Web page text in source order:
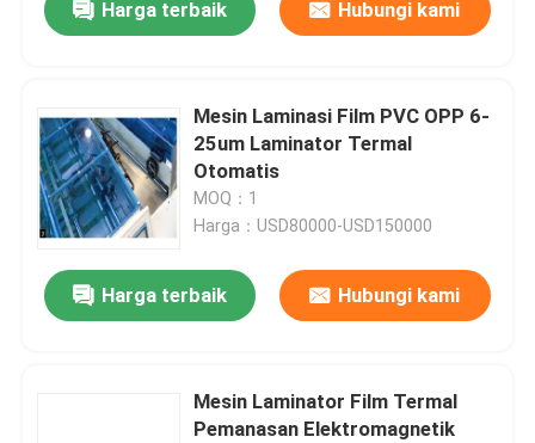
Produk
Tentang Kami
Tur Pabrik
Harga terbaik Hubungi kami
Mesin Laminasi Film PVC OPP 6-
25um Laminator Termal
Otomatis
MOQ：1
Harga：USD80000-USD150000
Harga terbaik Hubungi kami
Mesin Laminator Film Termal
Pemanasan Elektromagnetik